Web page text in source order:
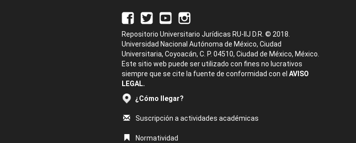
Repositorio Universitario Jurídicas RU-IIJ D.R. © 2018.
Universidad Nacional Autónoma de México, Ciudad
Universitaria, Coyoacán, C. P. 04510, Ciudad de México, México.
Este sitio web puede ser utilizado con fines no lucrativos
siempre que se cite la fuente de conformidad con el AVISO
LEGAL.
¿Cómo llegar?
Suscripción a actividades académicas
Normatividad